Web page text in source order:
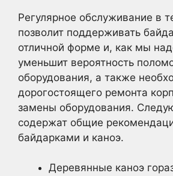
Регулярное обслуживание в
позволит поддерживать
отличной форме и, как мы
уменьшит вероятность
оборудования, а также
дорогостоящего ремонта
замены оборудования.
содержат общие
байдарками и каноэ.
Деревянные каноэ